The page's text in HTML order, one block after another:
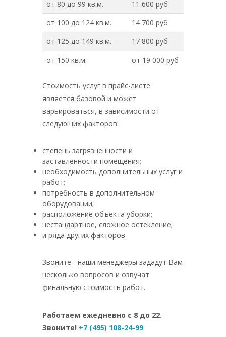
от 80 до 99 кв.м.
11 600 руб
от 100 до 124 кв.м.
14 700 руб
от 125 до 149 кв.м.
17 800 руб
от 150 кв.м.
от 19 000 руб
Стоимость услуг в прайс-листе
является базовой и может
варьироваться, в зависимости от
следующих факторов:
степень загрязненности и
заставленности помещения;
необходимость дополнительных услуг и
работ;
потребность в дополнительном
оборудовании;
расположение объекта уборки;
нестандартное, сложное остекление;
и ряда других факторов.
Звоните - наши менеджеры зададут Вам
несколько вопросов и озвучат
финальную стоимость работ.
Работаем ежедневно с 8 до 22.
Звоните! +7 (495) 108-24-99